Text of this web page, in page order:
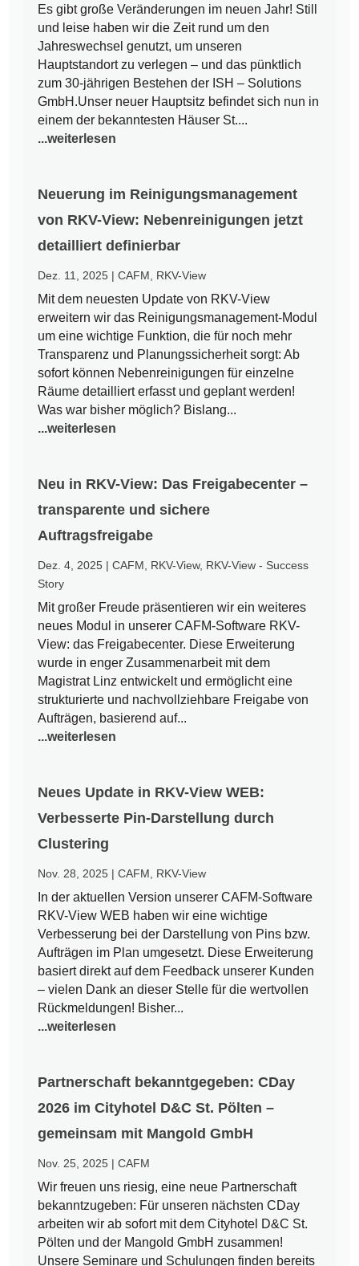
Es gibt große Veränderungen im neuen Jahr! Still
und leise haben wir die Zeit rund um den
Jahreswechsel genutzt, um unseren
Hauptstandort zu verlegen – und das pünktlich
zum 30-jährigen Bestehen der ISH – Solutions
GmbH.Unser neuer Hauptsitz befindet sich nun in
einem der bekanntesten Häuser St....
...weiterlesen
Neuerung im Reinigungsmanagement
von RKV-View: Nebenreinigungen jetzt
detailliert definierbar
Dez. 11, 2025 |CAFM RKV-View
Mit dem neuesten Update von RKV-View
erweitern wir das Reinigungsmanagement-Modul
um eine wichtige Funktion, die für noch mehr
Transparenz und Planungssicherheit sorgt: Ab
sofort können Nebenreinigungen für einzelne
Räume detailliert erfasst und geplant werden!
Was war bisher möglich? Bislang...
...weiterlesen
Neu in RKV-View: Das Freigabecenter –
transparente und sichere
Auftragsfreigabe
Dez. 4, 2025 |CAFM RKV-View, RKV-View - Success
Story
Mit großer Freude präsentieren wir ein weiteres
neues Modul in unserer CAFM-Software RKV-
View: das Freigabecenter. Diese Erweiterung
wurde in enger Zusammenarbeit mit dem
Magistrat Linz entwickelt und ermöglicht eine
strukturierte und nachvollziehbare Freigabe von
Aufträgen, basierend auf...
...weiterlesen
Neues Update in RKV-View WEB:
Verbesserte Pin-Darstellung durch
Clustering
Nov. 28, 2025 |CAFM RKV-View
In der aktuellen Version unserer CAFM-Software
RKV-View WEB haben wir eine wichtige
Verbesserung bei der Darstellung von Pins bzw.
Aufträgen im Plan umgesetzt. Diese Erweiterung
basiert direkt auf dem Feedback unserer Kunden
– vielen Dank an dieser Stelle für die wertvollen
Rückmeldungen! Bisher...
...weiterlesen
Partnerschaft bekanntgegeben: CDay
2026 im Cityhotel D&C St. Pölten –
gemeinsam mit Mangold GmbH
Nov. 25, 2025 |CAFM
Wir freuen uns riesig, eine neue Partnerschaft
bekanntzugeben: Für unseren nächsten CDay
arbeiten wir ab sofort mit dem Cityhotel D&C St.
Pölten und der Mangold GmbH zusammen!
Unsere Seminare und Schulungen finden bereits